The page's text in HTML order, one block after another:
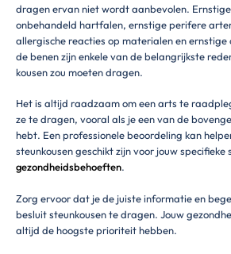
dragen ervan niet wordt aanbevolen.
onbehandeld hartfalen, ernstige perifere
allergische reacties op materialen en ernstige
de benen zijn enkele van de belangrijkste
kousen zou moeten dragen.
Het is altijd raadzaam om een arts te
ze te dragen, vooral als je een van de
hebt. Een professionele beoordeling kan
steunkousen geschikt zijn voor jouw specifieke
gezondheidsbehoeften.
Zorg ervoor dat je de juiste informatie en
besluit steunkousen te dragen. Jouw
altijd de hoogste prioriteit hebben.